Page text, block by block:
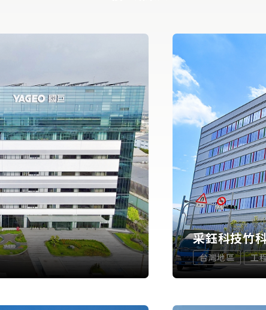
采鈺科技竹
台灣地區 工